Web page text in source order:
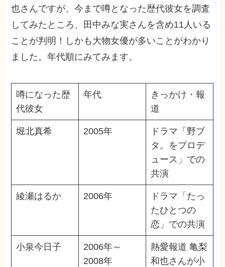
也さんですが、今まで噂となった歴代彼女を調査
してみたところ、田中みな実さんを含め11人いる
ことが判明！しかも大物女優が多いことがわかり
ました。年代順にみてみます。
噂になった歴
代彼女
年代
きっかけ・報
道
堀北真希 2005年
ドラマ「野ブ
タ。をプロデ
ュース」での
共演
綾瀬はるか 2006年
ドラマ「たっ
たひとつの
恋」での共演
小泉今日子
2006年～
2008年
熱愛報道 亀梨
和也さんが小